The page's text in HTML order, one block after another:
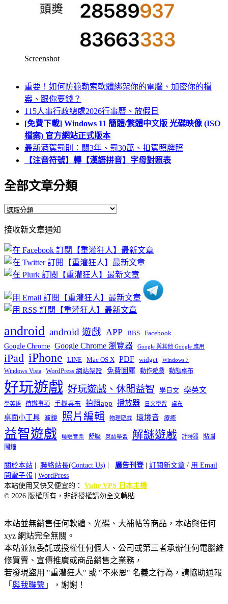
Screenshot
重要！如何防範勒索軟體綁架你的電腦、加密你的檔
案、跟你要錢？
115人事行政總處2026行事曆、放假日
[免費下載] Windows 11 簡體/繁體中文版 光碟映像 (ISO
檔案) 官方網站正式版本
最新酒駕罰則：關3年、罰30萬、扣駕照牌照
【注音符號】轉【漢語拼音】字母對照表
全部文章分類
全
文
章
分
類
接收新文章通知
android android 遊戲 APP BBS Facebook
Google Chrome Google Chrome 瀏覽器 Google 與其他 Google 應用
iPad iPhone LINE Mac OS X PDF widget Windows 7
Windows Vista WordPress 網站架設 免費圖庫 動作遊戲 動態桌布
好玩遊戲 好玩遊戲、休閒益智 學日文 學英文
學英語 待辦事項 手機桌布 拍照app 播放器 日文學習 桌布
桌面小工具 濾鏡 照片編輯 物理遊戲 環境音 療癒
益智遊戲 睡眠音樂 舒壓 英語學習 解謎遊戲 計時器
貼圖
鬧鐘
關於本站 聯絡站長(Contact Us) 廣告刊登| 訂閱新文章 / 用 Email
閱電子報
WordPress
本站使用又快又便宜的： Vultr VPS 日本主機
© 2026 版權所有，非經授權請勿全文轉貼
本站並無銷售任何軟體、光碟、大補帖等商品，本站與任何
xyz 網站完全無關。
本站並無委託或授權任何個人、公司或第三者承辦任何電腦維
修買賣、宣傳推廣或商品銷售之業務，
若發現盜用 "重灌狂人" 或 "不來恩" 名義之行為，請協助通報
「 與我聯繫 」，謝謝！